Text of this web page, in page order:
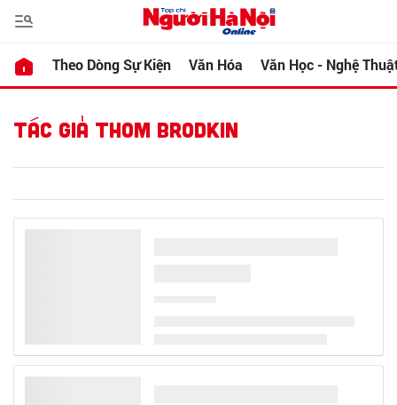
Theo Dòng Sự Kiện Văn Hóa Văn Học - Nghệ
TÁC GIẢ THOM BRODKIN